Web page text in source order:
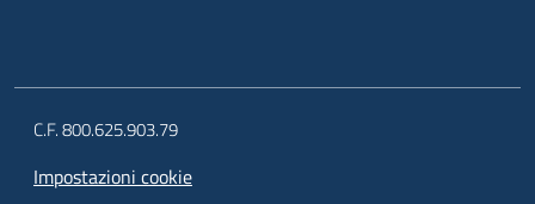
C.F. 800.625.903.79
Impostazioni cookie